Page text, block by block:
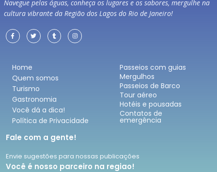
Navegue pelas águas, conheça os lugares e os sabores, mergulhe na
cultura vibrante da Região dos Lagos do Rio de Janeiro!
Home
Quem somos
Turismo
Gastronomia
Você dá a dica!
Política de Privacidade
Passeios com guias
Mergulhos
Passeios de Barco
Tour aéreo
Hotéis e pousadas
Contatos de
emergência
Fale com a gente!
Envie sugestões para nossas publicações
Você é nosso parceiro na regiao!